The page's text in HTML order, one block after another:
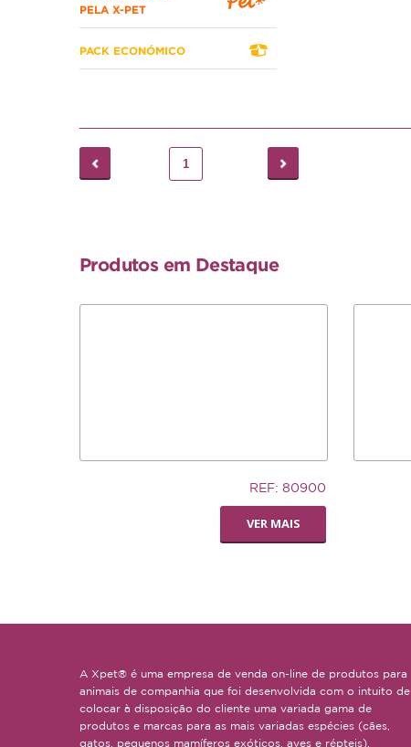
PELA X-PET
PACK ECONÓMICO
1
Produtos em Destaque
REF: 80900
VER MAIS
A Xpet® é uma empresa de venda on-line de produtos para
animais de companhia que foi desenvolvida com o intuito de
colocar à disposição do cliente uma variada gama de
produtos e marcas para as mais variadas espécies (cães,
gatos, pequenos mamíferos exóticos, aves e répteis).